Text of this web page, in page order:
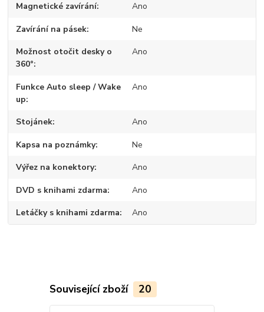
Magnetické zavírání Ano
Zavírání na pásek Ne
Možnost otočit desky o
360°
Ano
Funkce Auto sleep / Wake
up
Ano
Stojánek Ano
Kapsa na poznámky Ne
Výřez na konektory Ano
DVD s knihami zdarma Ano
Letáčky s knihami zdarma Ano
Související zboží 20